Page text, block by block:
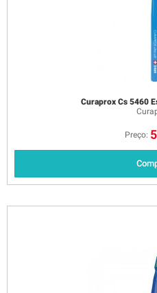
Curaprox Cs 5460
Preço: